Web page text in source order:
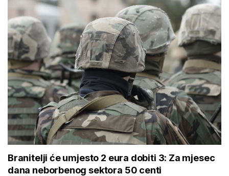
Branitelji će umjesto 2 eura dobiti 3: Za mjesec
dana neborbenog sektora 50 centi